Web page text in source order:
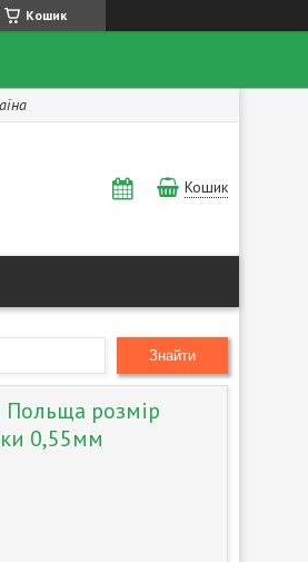
Кошик
Кошик
Знайти
Польща розмір
0,55мм